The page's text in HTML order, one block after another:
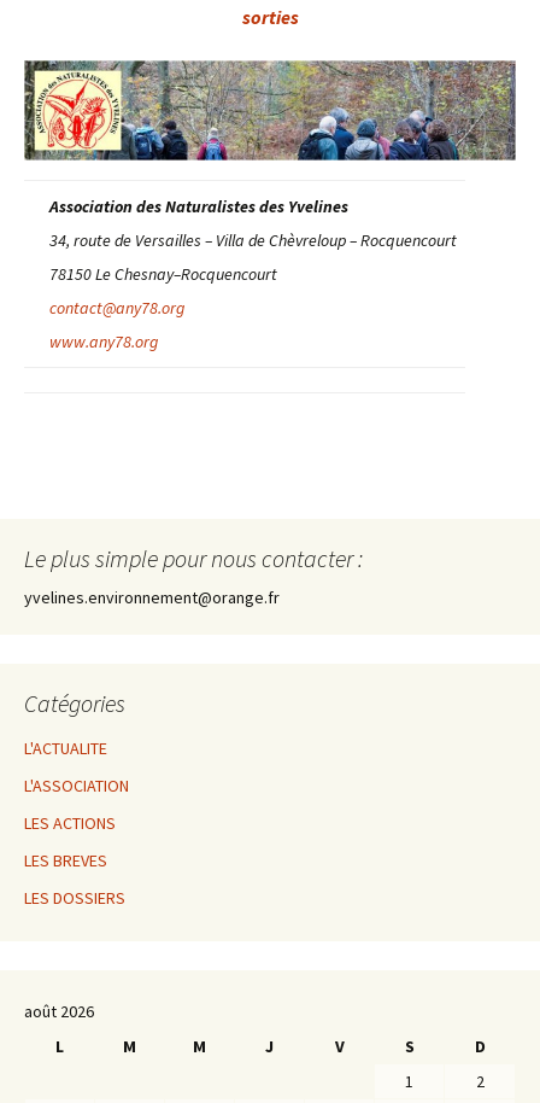
sorties
Association des Naturalistes des Yvelines
34, route de Versailles – Villa de Chèvreloup – Rocquencourt
78150 Le Chesnay–Rocquencourt
contact@any78.org
www.any78.org
Le plus simple pour nous contacter :
yvelines.environnement@orange.fr
Catégories
L'ACTUALITE
L'ASSOCIATION
LES ACTIONS
LES BREVES
LES DOSSIERS
août 2026
L
M M J V S
D
1
2